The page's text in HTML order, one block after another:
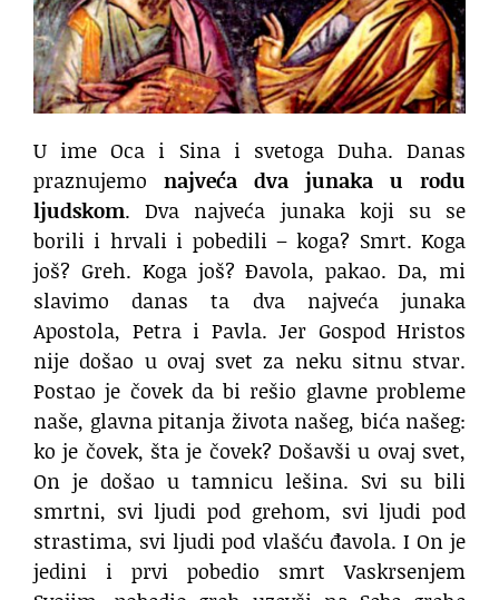
U ime Oca i Sina i svetoga Duha. Danas
praznujemo najveća dva junaka u rodu
ljudskom. Dva najveća junaka koji su se
borili i hrvali i pobedili – koga? Smrt. Koga
još? Greh. Koga još? Đavola, pakao. Da, mi
slavimo danas ta dva najveća junaka
Apostola, Petra i Pavla. Jer Gospod Hristos
nije došao u ovaj svet za neku sitnu stvar.
Postao je čovek da bi rešio glavne probleme
naše, glavna pitanja života našeg, bića našeg:
ko je čovek, šta je čovek? Došavši u ovaj svet,
On je došao u tamnicu lešina. Svi su bili
smrtni, svi ljudi pod grehom, svi ljudi pod
strastima, svi ljudi pod vlašću đavola. I On je
jedini i prvi pobedio smrt Vaskrsenjem